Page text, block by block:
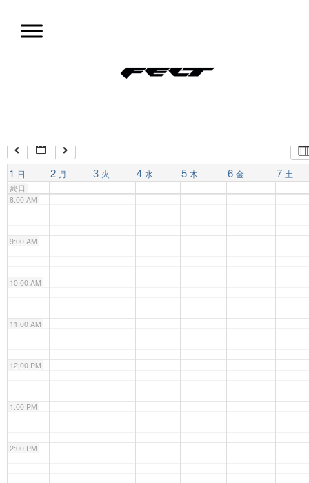
ン
1 日 2 月 3 火 4 水 5 木 6 金 7 土
終日
4:00 AM
7:00 AM
8:00 AM
9:00 AM
10:00 AM
11:00 AM
12:00 PM
1:00 PM
2:00 PM